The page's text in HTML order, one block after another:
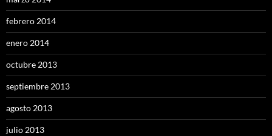
febrero 2014
enero 2014
octubre 2013
septiembre 2013
agosto 2013
julio 2013